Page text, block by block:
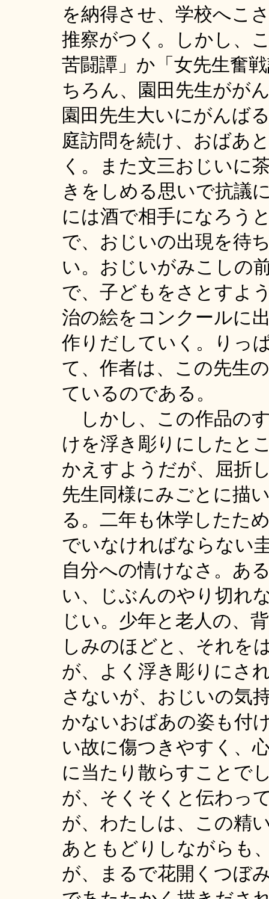
を納得させ、学校へこ
推察がつく。しかし、
苦闘譚」か「女先生奮
ちろん、園田先生がが
園田先生大いにがんば
庭訪問を続け、おばあ
く。また文三おじいに
きをしめる思いで抗議
には酒で相手になろう
で、おじいの出現を待
い。おじいがみこしの
で、子どもをさとすよ
治の絵をコンクールに
作りだしていく。りっ
て、作者は、この先生
ているのである。
しかし、この作品の
けを浮き彫りにしたと
かえすようだが、屈折
先生同様にみごとに描
る。二年も休学したた
でいなければならない
自分への情けなさ。あ
い、じぶんのやり切れ
じい。少年と老人の、
しみのほどと、それを
が、よく浮き彫りにさ
さないが、おじいの気
かないおばあの姿も付
い故に傷つきやすく、
に当たり散らすことで
が、そくそくと伝わっ
が、わたしは、この精
あともどりしながらも
が、まるで花開くつぼ